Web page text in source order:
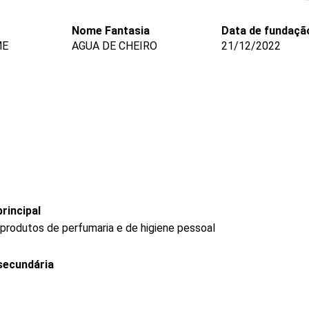
Nome Fantasia
AGUA DE CHEIRO
Data de
21/12/2022
de perfumaria e de higiene pessoal